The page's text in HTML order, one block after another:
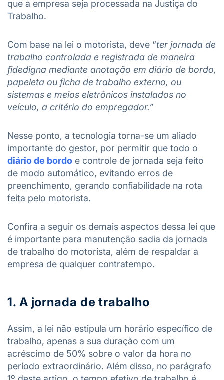
que a empresa seja processada na Justiça do
Trabalho.
Com base na lei o motorista, deve “ter jornada de
trabalho controlada e registrada de maneira
fidedigna mediante anotação em diário de bordo,
papeleta ou ficha de trabalho externo, ou
sistemas e meios eletrônicos instalados no
veículo, a critério do empregador.”
Nesse ponto, a tecnologia torna-se um aliado
importante do gestor, por permitir que todo o
diário de bordo e controle de jornada seja feito
de modo automático, evitando erros de
preenchimento, gerando confiabilidade na rota
feita pelo motorista.
Confira a seguir os demais aspectos dessa lei que
é importante para manutenção sadia da jornada
de trabalho do motorista, além de respaldar a
empresa de qualquer contratempo.
1. A jornada de trabalho
Assim, a lei não estipula um horário específico de
trabalho, apenas a sua duração com um
acréscimo de 50% sobre o valor da hora no
período extraordinário. Além disso, no parágrafo